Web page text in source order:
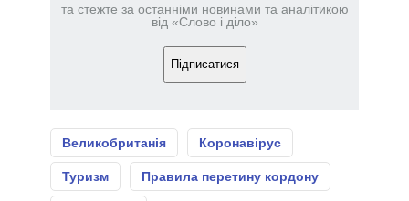
та стежте за останніми новинами та аналітикою
від «Слово і діло»
Підписатися
Великобританія Коронавірус
Туризм Правила перетину кордону